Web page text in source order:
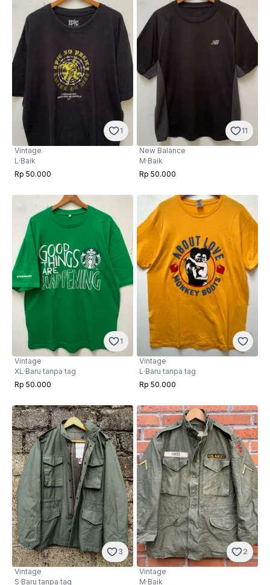
1
Vintage
L·Baik
Rp 50.000
11
New Balance
M·Baik
Rp 50.000
1
Vintage
XL·Baru tanpa tag
Rp 50.000
Vintage
L·Baru tanpa tag
Rp 50.000
3
Vintage
S·Baru tanpa tag
2
Vintage
M·Baik